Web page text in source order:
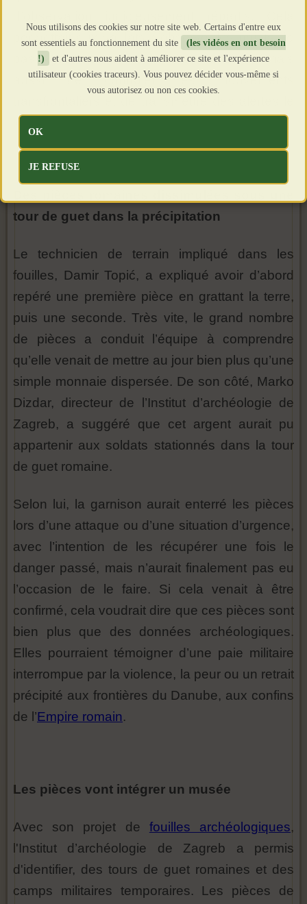
permettait aux soldats d’observer les points de
passage et les ravins menant aufleuve, mais
aussi de contrôler les mouvements
long du dispositif défensif.
tour de guet dans la précipitation
Le technicien de terrain impliqué dans les
fouilles, Damir Topić, a expliqué avoir d’abord
repéré une première pièce en grattant la terre,
puis une seconde. Très vite, le grand nombre
de pièces a conduit l’équipe à comprendre
qu’elle venait de mettre au jour bien plus qu’une
simple monnaie dispersée. De son côté, Marko
Dizdar, directeur de l’Institut d’archéologie de
Zagreb, a suggéré que cet argent aurait pu
appartenir aux soldats stationnés dans la tour
de guet romaine.
Selon lui, la garnison aurait enterré les pièces
lors d’une attaque ou d’une situation d’urgence,
avec l’intention de les récupérer une fois le
danger passé, mais n’aurait finalement pas eu
l’occasion de le faire. Si cela venait à être
confirmé, cela voudrait dire que ces pièces sont
bien plus que des données archéologiques.
Elles pourraient témoigner d’une paie militaire
interrompue par la violence, la peur ou un retrait
précipité aux frontières du Danube, aux confins
de l’Empire romain.
Les pièces vont intégrer un musée
Avec son projet de fouilles archéologiques,
l'Institut d’archéologie de Zagreb a permis
d'identifier, des tours de guet romaines et des
camps militaires temporaires. Les pièces de
Nous utilisons des cookies sur notre site web. Certains d'entre eux
sont essentiels au fonctionnement du site
(les vidéos en ont besoin
!)
et d'autres nous aident à améliorer ce site et l'expérience
utilisateur (cookies traceurs). Vous pouvez décider vous-même si
vous autorisez ou non ces cookies.
OK
JE REFUSE